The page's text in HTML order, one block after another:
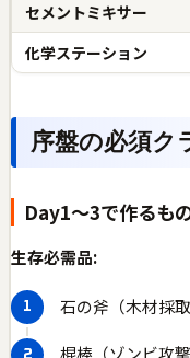
セメントミキサー
化学ステーション
序盤の必須ク
Day1〜3で作るも
生存必需品:
石の斧（木材採